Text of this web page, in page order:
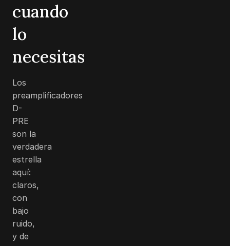
cuando
lo
necesitas
Los
preamplificadores
D-
PRE
son la
verdadera
estrella
aquí:
claros,
con
bajo
ruido,
y de